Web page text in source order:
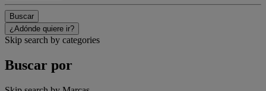
Buscar
¿Adónde quiere ir?
Skip search by categories
Buscar por